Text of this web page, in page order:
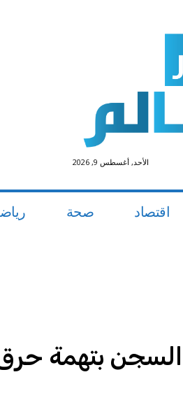
الأحد, أغسطس 9, 2026
اقتصاد صحة
السجن بتهمة